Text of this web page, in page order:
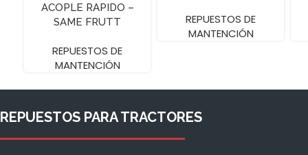
ACOPLE RAPIDO –
SAME FRUTT
REPUESTOS DE
MANTENCIÓN
REPUESTOS DE
MANTENCIÓN
REPUESTOS PARA TRACTORES